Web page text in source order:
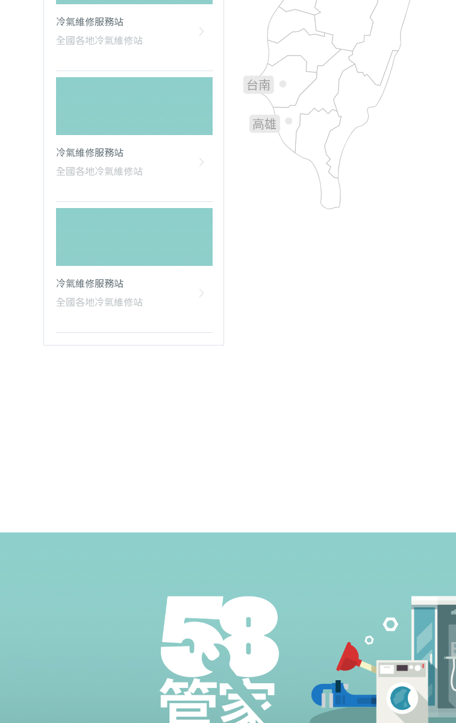
冷氣維修服務站
全國各地冷氣維修站
冷氣維修服務站
全國各地冷氣維修站
冷氣維修服務站
全國各地冷氣維修站
台南
高雄
雲林
嘉義
屏東
花蓮
台東